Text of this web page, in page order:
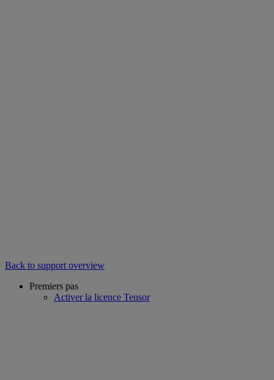
Back to support overview
Premiers pas
Activer la licence Tensor